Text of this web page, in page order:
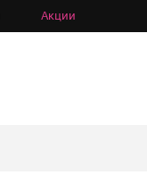
Акции